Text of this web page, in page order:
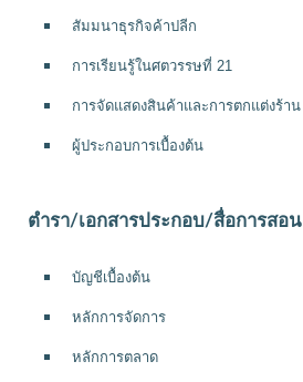
สัมมนาธุรกิจค้าปลีก
การเรียนรู้ในศตวรรษที่ 21
การจัดแสดงสินค้าและการตกแต่งร้าน
ผู้ประกอบการเบื้องต้น
ตำรา/เอกสารประกอบ/สื่อการสอน
บัญชีเบื้องต้น
หลักการจัดการ
หลักการตลาด